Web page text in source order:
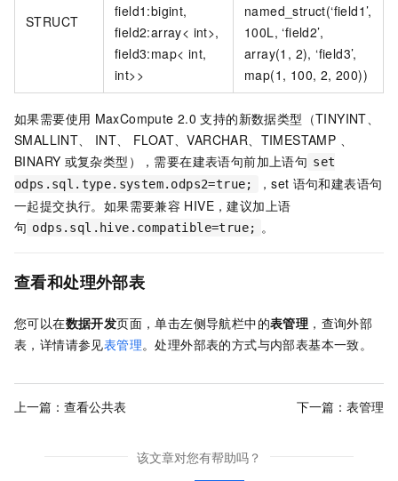
STRUCT
field1:bigint,
field2:array< int>,
field3:map< int,
int>>
named_struct(‘field1’,
100L, ‘field2’,
array(1, 2), ‘field3’,
map(1, 100, 2, 200))
如果需要使用 MaxCompute 2.0 支持的新数据类型（TINYINT、
SMALLINT、 INT、 FLOAT、VARCHAR、TIMESTAMP 、
BINARY 或复杂类型），需要在建表语句前加上语句 set
odps.sql.type.system.odps2=true;
，set 语句和建表语句
一起提交执行。如果需要兼容 HIVE，建议加上语
句 odps.sql.hive.compatible=true; 。
查看和处理外部表
您可以在数据开发页面，单击左侧导航栏中的表管理 ，查询外部
表，详情请参见表管理。处理外部表的方式与内部表基本一致。
上一篇： 查看公共表 下一篇： 表管理
该文章对您有帮助吗？